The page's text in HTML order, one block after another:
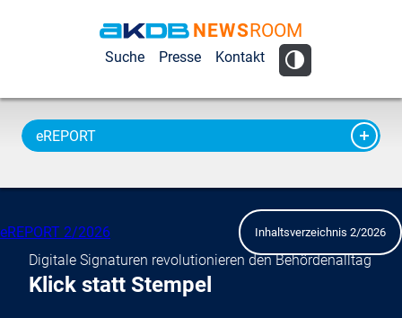
AKDB Anstalt
Kommunale
Datenverarbeitung
NEWSROOM
Suche Presse Kontakt
eREPORT
eREPORT 2/2026 Inhaltsverzeichnis 2/2026
Digitale Signaturen revolutionieren den Behördenalltag
Klick statt Stempel